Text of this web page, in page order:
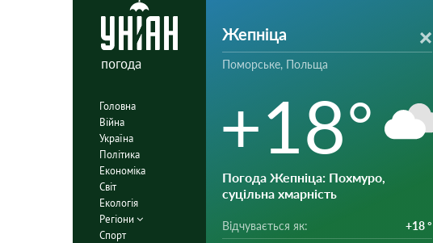
погода
Головна
Війна
Україна
Політика
Економіка
Світ
Екологія
Регіони
Спорт
Жепніца
Поморське, Польща
+18°
Погода Жепніца: Похмуро,
суцільна хмарність
Відчувається як: +18 °